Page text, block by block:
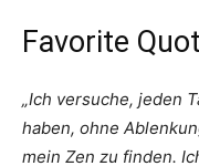
Favorite
„Ich versuche, jeden
haben, ohne
mein Zen zu finden.